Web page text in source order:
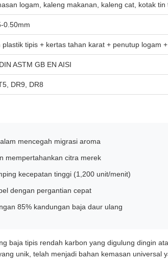
logam, kaleng makanan, kaleng cat, kotak tin
0.50mm
plastik tipis + kertas tahan karat + penutup logam
ASTM GB EN AISI
DR9, DR8
mencegah migrasi aroma
mempertahankan citra merek
kecepatan tinggi (1,200 unit/menit)
dengan pergantian cepat
85% kandungan baja daur ulang
baja tipis rendah karbon yang digulung dingin
unik, telah menjadi bahan kemasan universal